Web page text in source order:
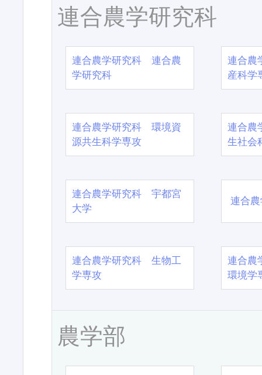
連合農学研究科
連合農学研究科 連合農
学研究科
連合農
産科学
連合農学研究科 環境資
源共生科学専攻
連合農
生社会
連合農学研究科 宇都宮
大学
連合
連合農学研究科 生物工
学専攻
連合農
環境学
農学部